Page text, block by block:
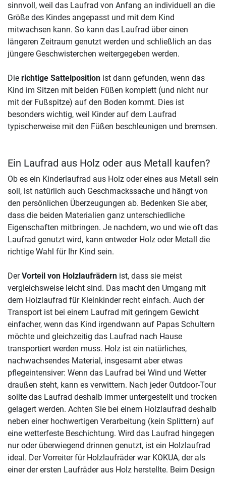
sinnvoll, weil das Laufrad von Anfang an individuell an die
Größe des Kindes angepasst und mit dem Kind
mitwachsen kann. So kann das Laufrad über einen
längeren Zeitraum genutzt werden und schließlich an das
jüngere Geschwisterchen weitergegeben werden.
Die richtige Sattelposition ist dann gefunden, wenn das
Kind im Sitzen mit beiden Füßen komplett (und nicht nur
mit der Fußspitze) auf den Boden kommt. Dies ist
besonders wichtig, weil Kinder auf dem Laufrad
typischerweise mit den Füßen beschleunigen und bremsen.
Ein Laufrad aus Holz oder aus Metall kaufen?
Ob es ein Kinderlaufrad aus Holz oder eines aus Metall sein
soll, ist natürlich auch Geschmackssache und hängt von
den persönlichen Überzeugungen ab. Bedenken Sie aber,
dass die beiden Materialien ganz unterschiedliche
Eigenschaften mitbringen. Je nachdem, wo und wie oft das
Laufrad genutzt wird, kann entweder Holz oder Metall die
richtige Wahl für Ihr Kind sein.
DerVorteil von Holzlaufrädern ist, dass sie meist
vergleichsweise leicht sind. Das macht den Umgang mit
dem Holzlaufrad für Kleinkinder recht einfach. Auch der
Transport ist bei einem Laufrad mit geringem Gewicht
einfacher, wenn das Kind irgendwann auf Papas Schultern
möchte und gleichzeitig das Laufrad nach Hause
transportiert werden muss. Holz ist ein natürliches,
nachwachsendes Material, insgesamt aber etwas
pflegeintensiver: Wenn das Laufrad bei Wind und Wetter
draußen steht, kann es verwittern. Nach jeder Outdoor-Tour
sollte das Laufrad deshalb immer untergestellt und trocken
gelagert werden. Achten Sie bei einem Holzlaufrad deshalb
neben einer hochwertigen Verarbeitung (kein Splittern) auf
eine wetterfeste Beschichtung. Wird das Laufrad hingegen
nur oder überwiegend drinnen genutzt, ist ein Holzlaufrad
ideal. Der Vorreiter für Holzlaufräder war KOKUA, der als
einer der ersten Laufräder aus Holz herstellte. Beim Design